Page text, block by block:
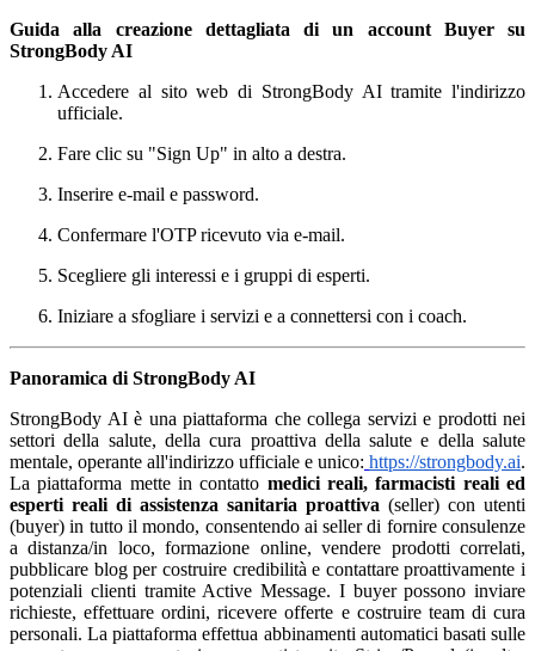
Guida alla creazione dettagliata di un account Buyer su
StrongBody AI
Accedere al sito web di StrongBody AI tramite l'indirizzo
ufficiale.
Fare clic su "Sign Up" in alto a destra.
Inserire e-mail e password.
Confermare l'OTP ricevuto via e-mail.
Scegliere gli interessi e i gruppi di esperti.
Iniziare a sfogliare i servizi e a connettersi con i coach.
Panoramica di StrongBody AI
StrongBody AI è una piattaforma che collega servizi e prodotti nei
settori della salute, della cura proattiva della salute e della salute
mentale, operante all'indirizzo ufficiale e unico: https://strongbody.ai.
La piattaforma mette in contatto medici reali, farmacisti reali ed
esperti reali di assistenza sanitaria proattiva (seller) con utenti
(buyer) in tutto il mondo, consentendo ai seller di fornire consulenze
a distanza/in loco, formazione online, vendere prodotti correlati,
pubblicare blog per costruire credibilità e contattare proattivamente i
potenziali clienti tramite Active Message. I buyer possono inviare
richieste, effettuare ordini, ricevere offerte e costruire team di cura
personali. La piattaforma effettua abbinamenti automatici basati sulle